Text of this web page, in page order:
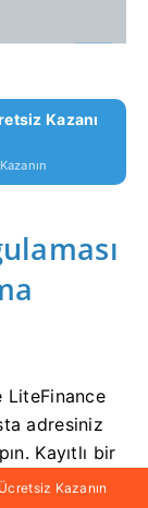
Kazanı
LiteFinance
adresiniz
Kayıtlı bir
Kazanın